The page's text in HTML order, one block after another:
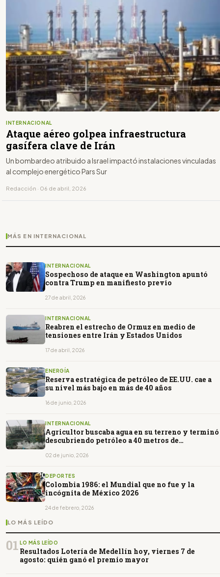
INTERNACIONAL
Ataque aéreo golpea infraestructura
gasífera clave de Irán
Un bombardeo atribuido a Israel impactó instalaciones vinculadas
al complejo energético Pars Sur
Redacción · 06 de abril, 2026
MÁS EN INTERNACIONAL
INTERNACIONAL
Sospechoso de ataque en Washington apuntó
contra Trump en manifiesto previo
27 de abril, 2026
INTERNACIONAL
Reabren el estrecho de Ormuz en medio de
tensiones entre Irán y Estados Unidos
17 de abril, 2026
ENERGÍA
Reserva estratégica de petróleo de EE.UU. cae a
su nivel más bajo en más de 40 años
16 de junio, 2026
INTERNACIONAL
Agricultor buscaba agua en su terreno y terminó
descubriendo petróleo a 40 metros de
02 de junio, 2026
DEPORTES
Colombia 1986: el Mundial que no fue y la
incógnita de México 2026
24 de febrero, 2026
LO MÁS LEÍDO
01 LO MÁS LEÍDO
Resultados Lotería de Medellín hoy, viernes 7 de
agosto: quién ganó el premio mayor